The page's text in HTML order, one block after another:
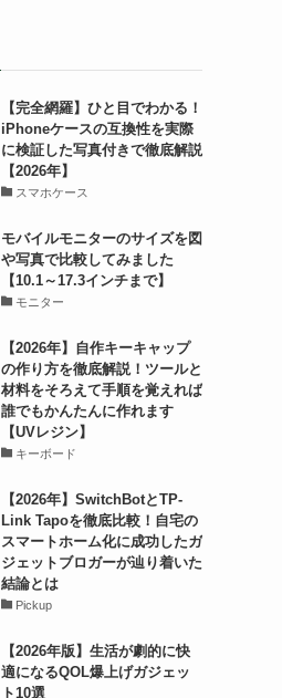
【完全網羅】ひと目でわかる！
iPhoneケースの互換性を実際
に検証した写真付きで徹底解説
【2026年】
スマホケース
モバイルモニターのサイズを図
や写真で比較してみました
【10.1～17.3インチまで】
モニター
【2026年】自作キーキャップ
の作り方を徹底解説！ツールと
材料をそろえて手順を覚えれば
誰でもかんたんに作れます
【UVレジン】
キーボード
【2026年】SwitchBotとTP-
Link Tapoを徹底比較！自宅の
スマートホーム化に成功したガ
ジェットブロガーが辿り着いた
結論とは
Pickup
【2026年版】生活が劇的に快
適になるQOL爆上げガジェッ
ト10選